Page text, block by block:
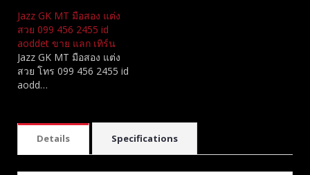
Jazz GK MT มือสอง แต่ง
สวย 099 456 2455 id
aoddet ขาย แลก เทิร์น
Jazz GK MT มือสอง แต่ง
สวย โทร 099 456 2455 id
aodd…
Details Specifications